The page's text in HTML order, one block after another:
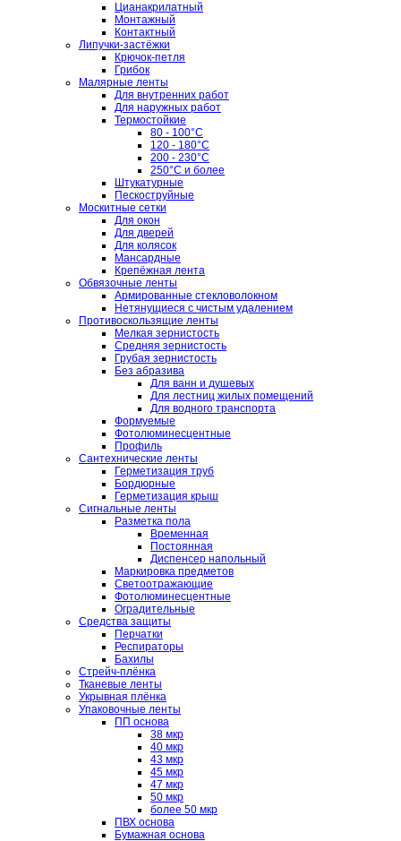
Цианакрилатный
Монтажный
Контактный
Липучки-застёжки
Крючок-петля
Грибок
Малярные ленты
Для внутренних работ
Для наружных работ
Термостойкие
80 - 100°C
120 - 180°C
200 - 230°C
250°C и более
Штукатурные
Пескоструйные
Москитные сетки
Для окон
Для дверей
Для колясок
Мансардные
Крепёжная лента
Обвязочные ленты
Армированные стекловолокном
Нетянущиеся с чистым удалением
Противоскользящие ленты
Мелкая зернистость
Средняя зернистость
Грубая зернистость
Без абразива
Для ванн и душевых
Для лестниц жилых помещений
Для водного транспорта
Формуемые
Фотолюминесцентные
Профиль
Сантехнические ленты
Герметизация труб
Бордюрные
Герметизация крыш
Сигнальные ленты
Разметка пола
Временная
Постоянная
Диспенсер напольный
Маркировка предметов
Светоотражающие
Фотолюминесцентные
Оградительные
Средства защиты
Перчатки
Респираторы
Бахилы
Стрейч-плёнка
Тканевые ленты
Укрывная плёнка
Упаковочные ленты
ПП основа
38 мкр
40 мкр
43 мкр
45 мкр
47 мкр
50 мкр
более 50 мкр
ПВХ основа
Бумажная основа